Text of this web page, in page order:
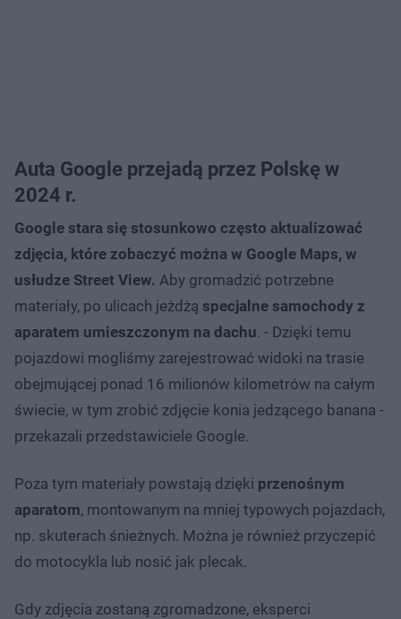
Auta Google przejadą przez Polskę w
2024 r.
Google stara się stosunkowo często aktualizować
zdjęcia, które zobaczyć można w Google Maps, w
usłudze Street View. Aby gromadzić potrzebne
materiały, po ulicach jeżdżą specjalne samochody z
aparatem umieszczonym na dachu. - Dzięki temu
pojazdowi mogliśmy zarejestrować widoki na trasie
obejmującej ponad 16 milionów kilometrów na całym
świecie, w tym zrobić zdjęcie konia jedzącego banana -
przekazali przedstawiciele Google.
Poza tym materiały powstają dzięki przenośnym
aparatom, montowanym na mniej typowych pojazdach,
np. skuterach śnieżnych. Można je również przyczepić
do motocykla lub nosić jak plecak.
Gdy zdjęcia zostaną zgromadzone, eksperci